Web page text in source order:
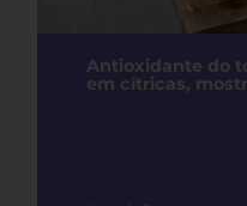
Antioxidante do
em cítricas,